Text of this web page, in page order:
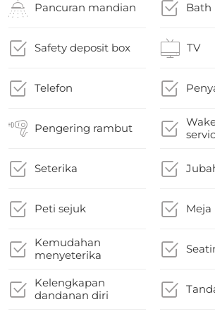
Pancuran mandian Bath
Safety deposit box TV
Telefon
Pengering rambut
Seterika
Peti sejuk Meja
Kemudahan
menyeterika
Kelengkapan
dandanan diri